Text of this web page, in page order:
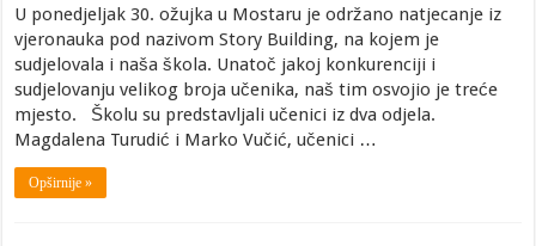
uspjeh
naših
učenika:
Treće
mjesto
na
natjecanju
vjeronauka
U ponedjeljak 30. ožujka u Mostaru je održano natjecanje iz
vjeronauka pod nazivom Story Building, na kojem je
sudjelovala i naša škola. Unatoč jakoj konkurenciji i
sudjelovanju velikog broja učenika, naš tim osvojio je treće
mjesto. Školu su predstavljali učenici iz dva odjela.
Magdalena Turudić i Marko Vučić, učenici …
Opširnije »